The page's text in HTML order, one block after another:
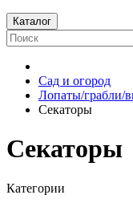
Каталог
Сад и огород
Лопаты/грабли/
Секаторы
Секаторы
Категории